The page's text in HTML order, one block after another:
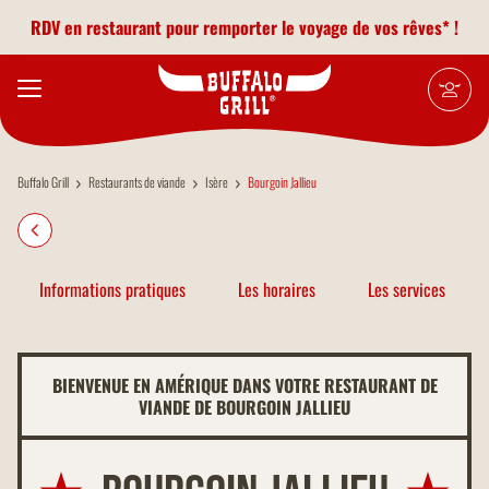
RDV en restaurant pour remporter le voyage de vos rêves* !
Buffalo Grill Restaurants de viande Isère Bourgoin Jallieu
Informations pratiques Les horaires Les services
BIENVENUE EN AMÉRIQUE DANS VOTRE RESTAURANT DE
VIANDE DE BOURGOIN JALLIEU